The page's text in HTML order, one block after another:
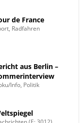
de France
Radfahren
aus Berlin –
Info, Politik